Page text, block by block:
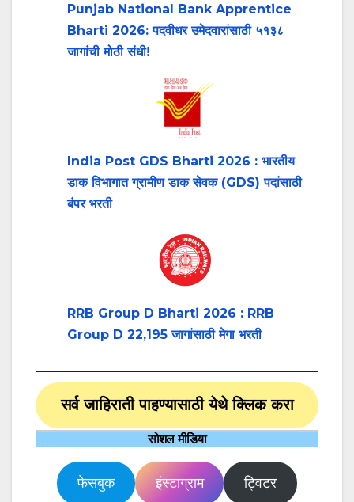
Punjab National Bank Apprentice
Bharti 2026: पदवीधर उमेदवारांसाठी ५१३८
जागांची मोठी संधी!
India Post GDS Bharti 2026 : भारतीय
डाक विभागात ग्रामीण डाक सेवक (GDS) पदांसाठी
बंपर भरती
RRB Group D Bharti 2026 : RRB
Group D 22,195 जागांसाठी मेगा भरती
सर्व जाहिराती पाहण्यासाठी येथे क्लिक करा
सोशल मीडिया
फेसबुक इंस्टाग्राम ट्विटर